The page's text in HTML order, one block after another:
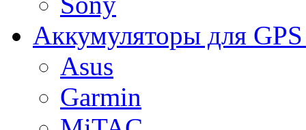
Аккумуляторы для GPS
Asus
Garmin